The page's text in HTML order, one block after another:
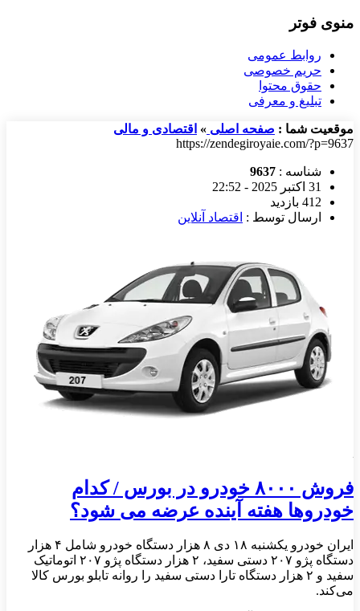
منوی فوتر
روابط عمومی
حریم خصوصی
حقوق محتوا
تبلیغ و معرفی
موقعیت شما : صفحه اصلی » اقتصادی و مالی
https://zendegiroyaie.com/?p=9637
شناسه : 9637
31 اکتبر 2025 - 22:52
412 بازدید
ارسال توسط : اقتصاد آنلاین
فروش ۸۰۰۰ خودرو در بورس / کدام
خودروها هفته آینده عرضه می شود؟
ایران خودرو یکشنبه ۱۸ دی ۸ هزار دستگاه خودرو شامل ۴ هزار
دستگاه پژو ۲۰۷ دستی سفید، ۲ هزار دستگاه پژو ۲۰۷ اتوماتیک
سفید و ۲ هزار دستگاه تارا دستی سفید را روانه تابلو بورس کالا
می‌کند.